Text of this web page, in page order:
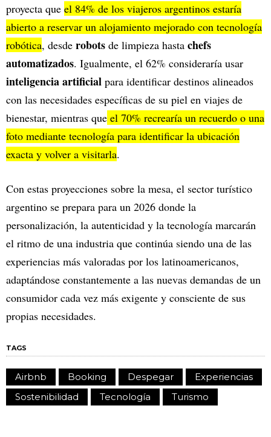
proyecta que el 84% de los viajeros argentinos estaría
abierto a reservar un alojamiento mejorado con tecnología
robótica, desde robots de limpieza hasta chefs
automatizados. Igualmente, el 62% consideraría usar
inteligencia artificial para identificar destinos alineados
con las necesidades específicas de su piel en viajes de
bienestar, mientras que el 70% recrearía un recuerdo o una
foto mediante tecnología para identificar la ubicación
exacta y volver a visitarla.
Con estas proyecciones sobre la mesa, el sector turístico
argentino se prepara para un 2026 donde la
personalización, la autenticidad y la tecnología marcarán
el ritmo de una industria que continúa siendo una de las
experiencias más valoradas por los latinoamericanos,
adaptándose constantemente a las nuevas demandas de un
consumidor cada vez más exigente y consciente de sus
propias necesidades.
TAGS
Airbnb Booking Despegar
Experiencias
Sostenibilidad
Tecnología Turismo